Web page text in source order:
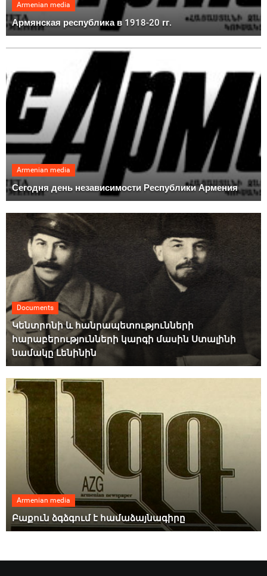
Armenian media
Армянская республика в 1918-20 гг.
Armenian media
Сегодня день независимости Республики Армения
Documents
Կենտրոնի և հանրապետությունների
հարաբերությունների կարգի մասին Ստալինի
նամակը Լենինին
Armenian media
Բաքուն ձգձգում է համաձայնագիրը